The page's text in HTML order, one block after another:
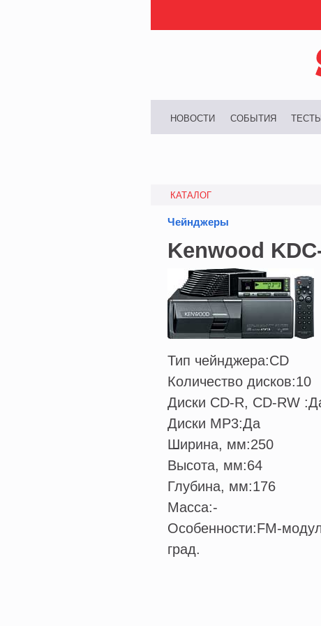
НОВОСТИ СОБЫТИЯ ТЕСТЫ
КАТАЛОГ
Чейнджеры
Kenwood
Тип чейнджера:CD
Количество дисков:10
Диски CD-R, CD-RW :
Диски MP3:Да
Ширина, мм:250
Высота, мм:64
Глубина, мм:176
Масса:-
Особенности:FM-
град.